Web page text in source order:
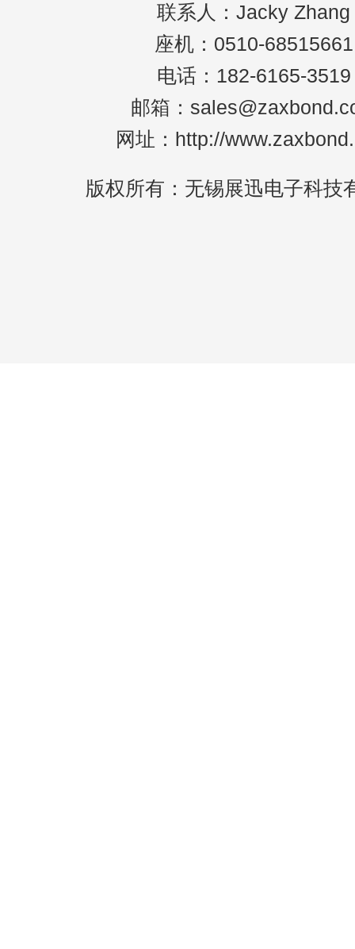
联系人：Jacky Zhang
座机：0510-68515661
电话：182-6165-3519
邮箱：
网址：http://
版权所有：无锡展迅电子科技